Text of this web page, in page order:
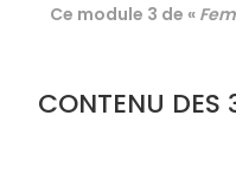
Ce module 3 de «
CONTENU DES